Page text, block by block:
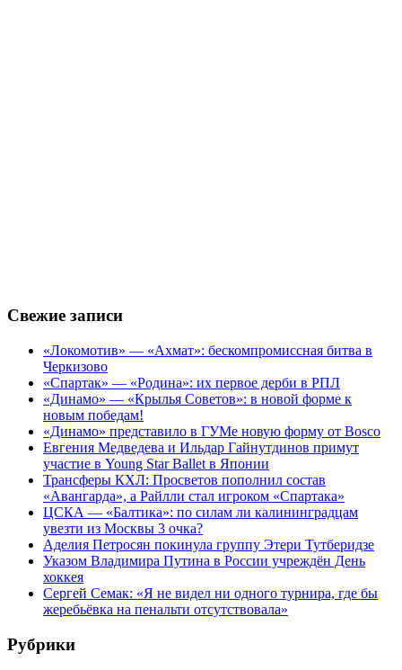
Свежие записи
«Локомотив» — «Ахмат»: бескомпромиссная битва в
Черкизово
«Спартак» — «Родина»: их первое дерби в РПЛ
«Динамо» — «Крылья Советов»: в новой форме к
новым победам!
«Динамо» представило в ГУМе новую форму от Bosco
Евгения Медведева и Ильдар Гайнутдинов примут
участие в Young Star Ballet в Японии
Трансферы КХЛ: Просветов пополнил состав
«Авангарда», а Райлли стал игроком «Спартака»
ЦСКА — «Балтика»: по силам ли калининградцам
увезти из Москвы 3 очка?
Аделия Петросян покинула группу Этери Тутберидзе
Указом Владимира Путина в России учреждён День
хоккея
Сергей Семак: «Я не видел ни одного турнира, где бы
жеребьёвка на пенальти отсутствовала»
Рубрики